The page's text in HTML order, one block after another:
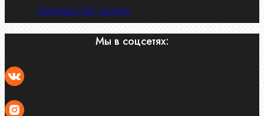
Латунный и бр. крепеж
Мы в соцсетях: